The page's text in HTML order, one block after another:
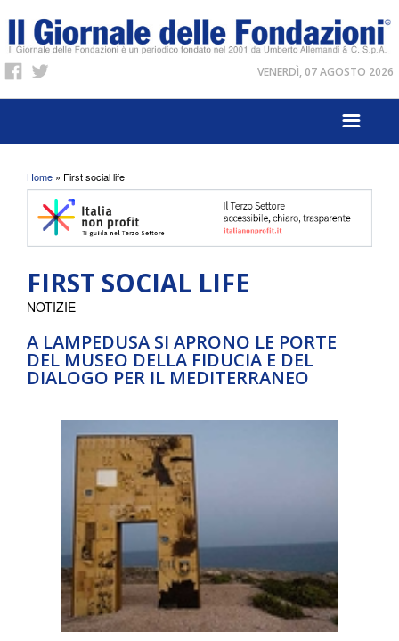
VENERDÌ, 07 AGOSTO 2026
Tu sei qui
Home » First social life
FIRST SOCIAL LIFE
A LAMPEDUSA SI APRONO LE PORTE
DEL MUSEO DELLA FIDUCIA E DEL
DIALOGO PER IL MEDITERRANEO
NOTIZIE